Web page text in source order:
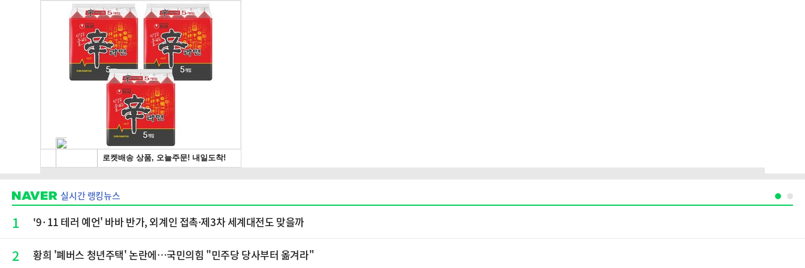
실시간 랭킹뉴스
1 '9·11 테러 예언' 바바 반가, 외계인 접촉·제3차 세계대전도 맞을까
2 황희 '폐버스 청년주택' 논란에…국민의힘 "민주당 당사부터 옮겨라"